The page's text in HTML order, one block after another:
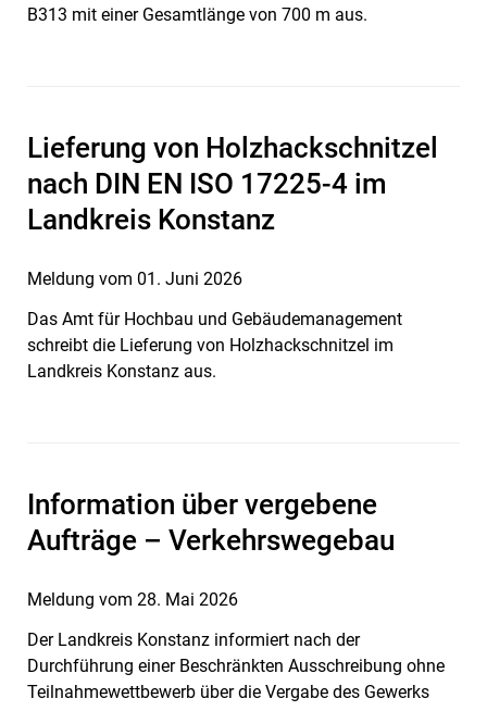
B313 mit einer Gesamtlänge von 700 m aus.
Meldung vom 01. Juni 2026
Lieferung von Holzhackschnitzel
nach DIN EN ISO 17225-4 im
Landkreis Konstanz
Das Amt für Hochbau und Gebäudemanagement
schreibt die Lieferung von Holzhackschnitzel im
Landkreis Konstanz aus.
Meldung vom 28. Mai 2026
Information über vergebene
Aufträge – Verkehrswegebau
Der Landkreis Konstanz informiert nach der
Durchführung einer Beschränkten Ausschreibung ohne
Teilnahmewettbewerb über die Vergabe des Gewerks